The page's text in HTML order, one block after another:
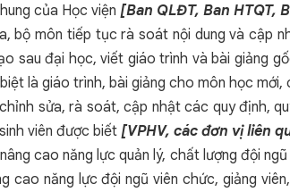
của Học viện [Ban QLĐT, Ban HTQT,
bộ môn tiếp tục rà soát nội dung và cập
sau đại học, viết giáo trình và bài giảng
là giáo trình, bài giảng cho môn học
sửa, rà soát, cập nhật các quy định,
viên được biết [VPHV, các đơn vị liên
cao năng lực quản lý, chất lượng đội
cao năng lực đội ngũ viên chức, giảng